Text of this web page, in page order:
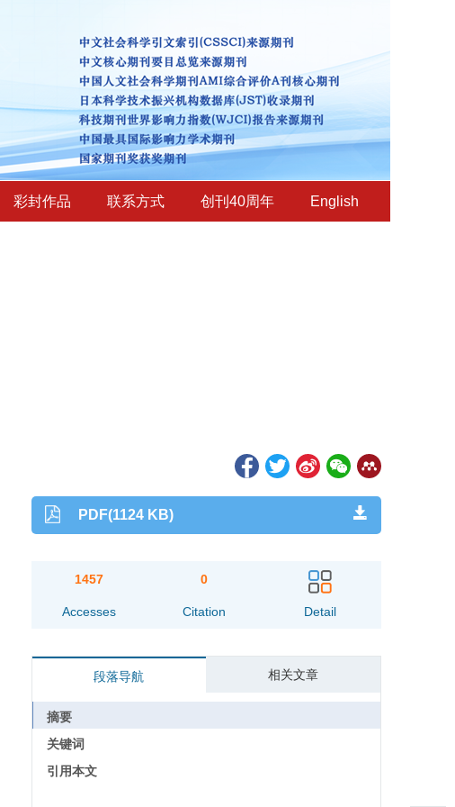
彩封作品 联系方式 创刊40周年 English
PDF(1124 KB)
1457
Accesses
0
Citation Detail
段落导航 相关文章
摘要
关键词
引用本文